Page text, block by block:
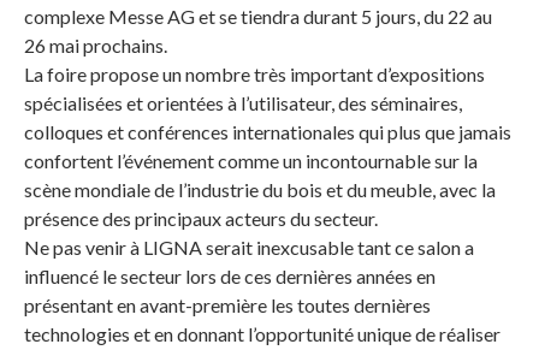
complexe Messe AG et se tiendra durant 5 jours, du 22 au
26 mai prochains.
La foire propose un nombre très important d’expositions
spécialisées et orientées à l’utilisateur, des séminaires,
colloques et conférences internationales qui plus que jamais
confortent l’événement comme un incontournable sur la
scène mondiale de l’industrie du bois et du meuble, avec la
présence des principaux acteurs du secteur.
Ne pas venir à LIGNA serait inexcusable tant ce salon a
influencé le secteur lors de ces dernières années en
présentant en avant-première les toutes dernières
technologies et en donnant l’opportunité unique de réaliser